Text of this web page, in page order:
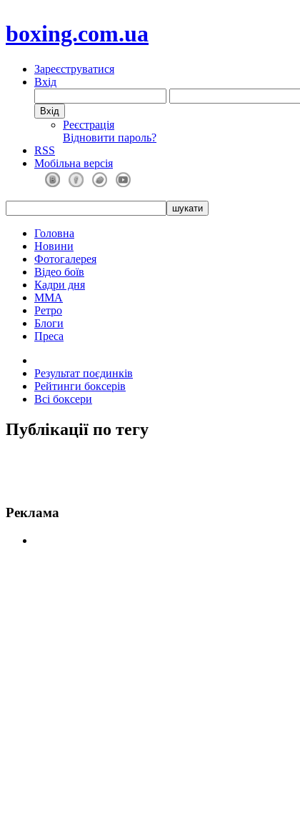
boxing.com.ua
Зареєструватися
Вхід
Реєстрація
Відновити пароль?
RSS
Мобільна версія
Головна
Новини
Фотогалерея
Відео боїв
Кадри дня
ММА
Ретро
Блоги
Преса
Результат поєдинків
Рейтинги боксерів
Всі боксери
Публікації по тегу
Реклама